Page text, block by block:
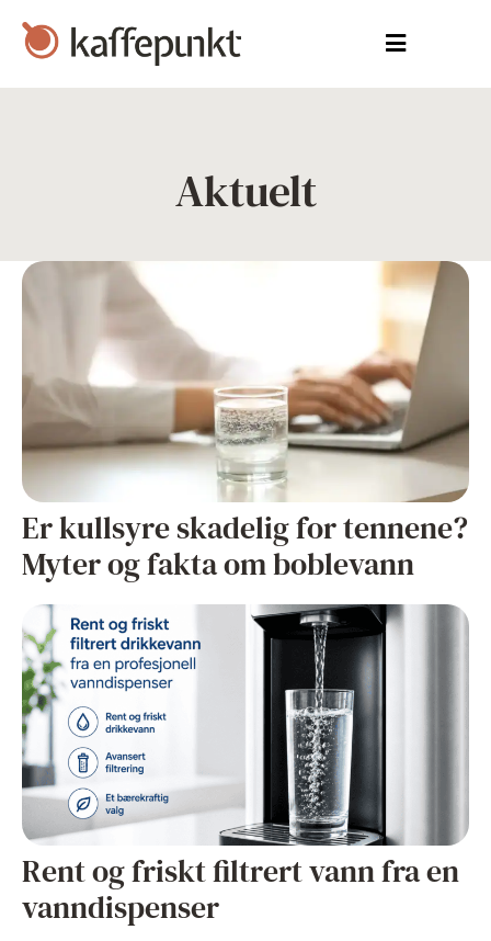
Aktuelt
Er kullsyre skadelig for tennene?
Myter og fakta om boblevann
Rent og friskt filtrert vann fra en
vanndispenser